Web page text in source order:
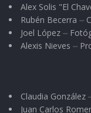
Alex Solis "El
Rubén Becerra ⏤
Joel López ⏤
Alexis Nieves ⏤
Claudia González
Juan Carlos